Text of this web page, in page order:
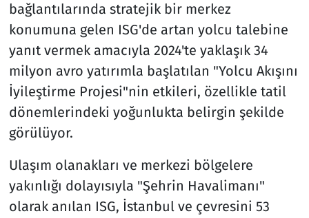
bağlantılarında stratejik bir merkez
konumuna gelen ISG'de artan yolcu talebine
yanıt vermek amacıyla 2024'te yaklaşık 34
milyon avro yatırımla başlatılan "Yolcu Akışını
İyileştirme Projesi"nin etkileri, özellikle tatil
dönemlerindeki yoğunlukta belirgin şekilde
görülüyor.
Ulaşım olanakları ve merkezi bölgelere
yakınlığı dolayısıyla "Şehrin Havalimanı"
olarak anılan ISG, İstanbul ve çevresini 53